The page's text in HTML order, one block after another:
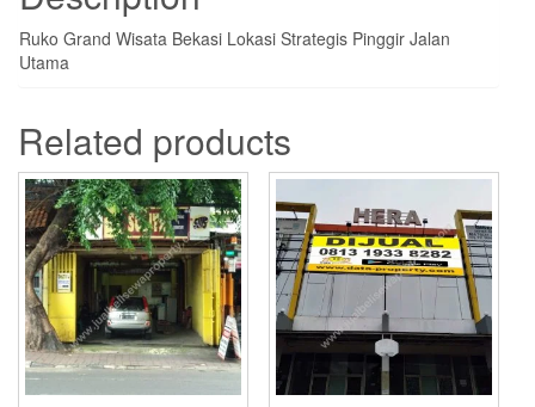
Ruko Grand Wisata Bekasi Lokasi Strategis Pinggir Jalan
Utama
Related products